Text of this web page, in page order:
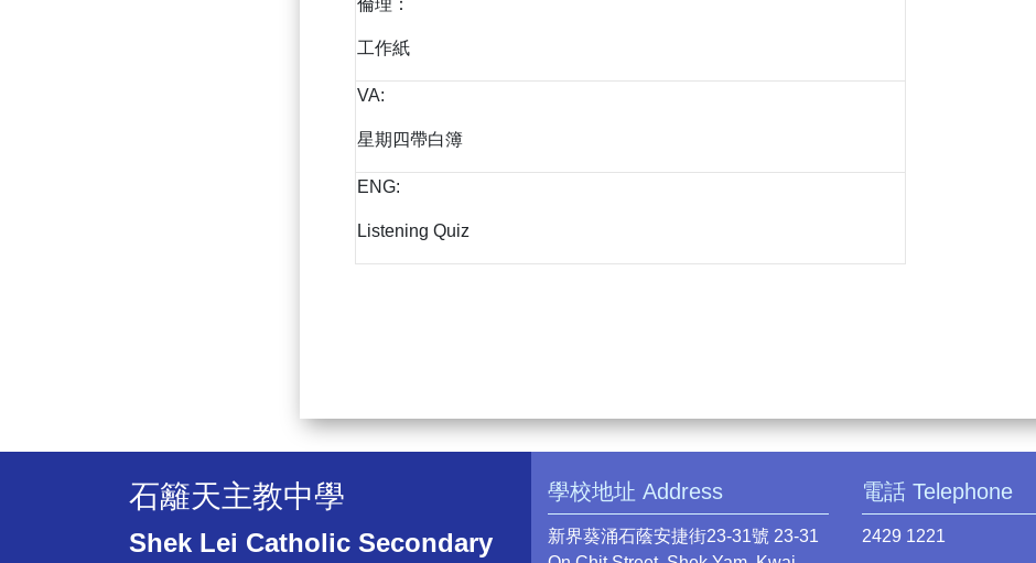
倫理：
工作紙
VA:
星期四帶白簿
ENG:
Listening Quiz
石籬天主教中學
Shek Lei Catholic Secondary
學校地址 Address
新界葵涌石蔭安捷街23-31號 23-31
電話 Telephone
2429 1221